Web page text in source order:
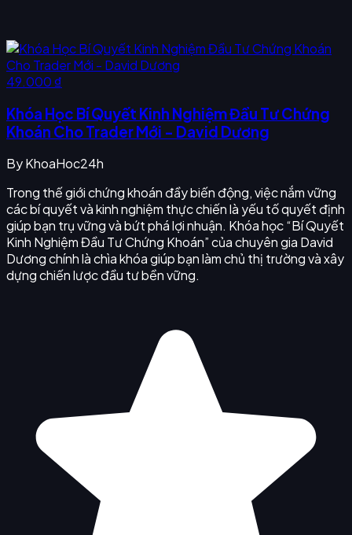
49.000 ₫
Khóa Học Bí Quyết Kinh Nghiệm Đầu Tư Chứng
Khoán Cho Trader Mới - David Dương
ByKhoaHoc24h
Trong thế giới chứng khoán đầy biến động, việc nắm vững
các bí quyết và kinh nghiệm thực chiến là yếu tố quyết định
giúp bạn trụ vững và bứt phá lợi nhuận. Khóa học “Bí Quyết
Kinh Nghiệm Đầu Tư Chứng Khoán” của chuyên gia David
Dương chính là chìa khóa giúp bạn làm chủ thị trường và xây
dựng chiến lược đầu tư bền vững.